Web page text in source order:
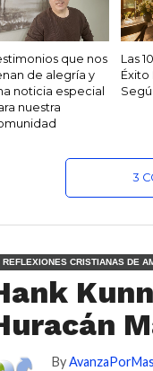
que nos
de alegría y
noticia especial
nuestra
Las
Éxito
3
REFLEXIONES CRISTIANAS DE
ByAvanzaPorMas